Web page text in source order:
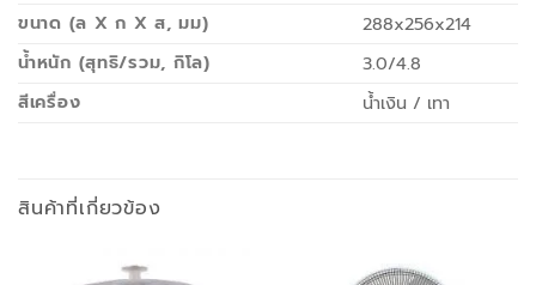
ขนาด (ล X ก X ส, มม)
288x256x214
น้ำหนัก (สุทธิ/รวม, กิโล)
3.0/4.8
สีเครื่อง
น้ำเงิน / เทา
สินค้าที่เกี่ยวข้อง